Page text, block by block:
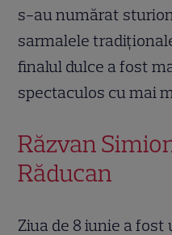
s-au numărat
sarmalele
finalul dulce a fost
spectaculos cu mai
Răzvan
Răducan
Ziua de 8 iunie a fost